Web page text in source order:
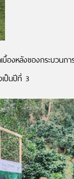
องหลังของกระบวนก
ป็นปีที่ 3